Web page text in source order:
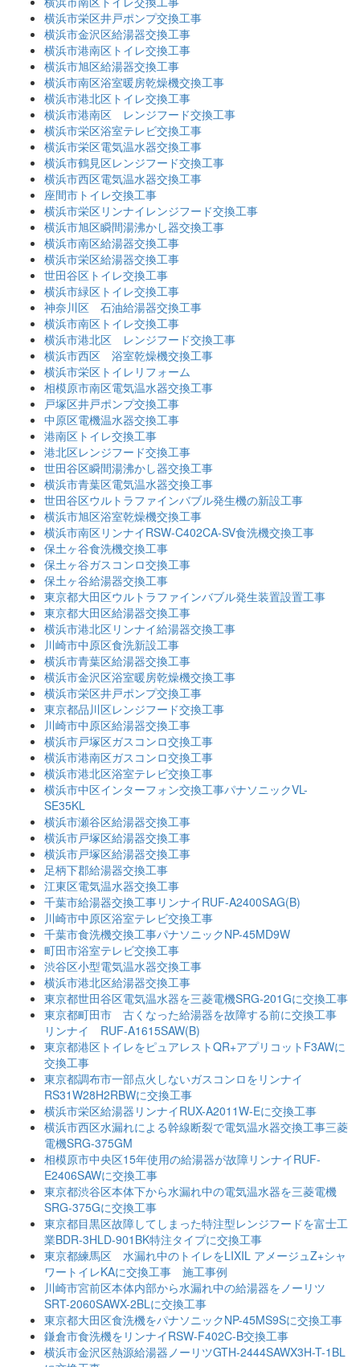
横浜市栄区井戸ポンプ交換工事
横浜市金沢区給湯器交換工事
横浜市港南区トイレ交換工事
横浜市旭区給湯器交換工事
横浜市南区浴室暖房乾燥機交換工事
横浜市港北区トイレ交換工事
横浜市港南区 レンジフード交換工事
横浜市栄区浴室テレビ交換工事
横浜市栄区電気温水器交換工事
横浜市鶴見区レンジフード交換工事
横浜市西区電気温水器交換工事
座間市トイレ交換工事
横浜市栄区リンナイレンジフード交換工事
横浜市旭区瞬間湯沸かし器交換工事
横浜市南区給湯器交換工事
横浜市栄区給湯器交換工事
世田谷区トイレ交換工事
横浜市緑区トイレ交換工事
神奈川区 石油給湯器交換工事
横浜市南区トイレ交換工事
横浜市港北区 レンジフード交換工事
横浜市西区 浴室乾燥機交換工事
横浜市栄区トイレリフォーム
相模原市南区電気温水器交換工事
戸塚区井戸ポンプ交換工事
中原区電機温水器交換工事
港南区トイレ交換工事
港北区レンジフード交換工事
世田谷区瞬間湯沸かし器交換工事
横浜市青葉区電気温水器交換工事
世田谷区ウルトラファインバブル発生機の新設工事
横浜市旭区浴室乾燥機交換工事
横浜市南区リンナイRSW-C402CA-SV食洗機交換工事
保土ヶ谷食洗機交換工事
保土ヶ谷ガスコンロ交換工事
保土ヶ谷給湯器交換工事
東京都大田区ウルトラファインバブル発生装置設置工事
東京都大田区給湯器交換工事
横浜市港北区リンナイ給湯器交換工事
川崎市中原区食洗新設工事
横浜市青葉区給湯器交換工事
横浜市金沢区浴室暖房乾燥機交換工事
横浜市栄区井戸ポンプ交換工事
東京都品川区レンジフード交換工事
川崎市中原区給湯器交換工事
横浜市戸塚区ガスコンロ交換工事
横浜市港南区ガスコンロ交換工事
横浜市港北区浴室テレビ交換工事
横浜市中区インターフォン交換工事パナソニックVL-
SE35KL
横浜市瀬谷区給湯器交換工事
横浜市戸塚区給湯器交換工事
横浜市戸塚区給湯器交換工事
足柄下郡給湯器交換工事
江東区電気温水器交換工事
千葉市給湯器交換工事リンナイRUF-A2400SAG(B)
川崎市中原区浴室テレビ交換工事
千葉市食洗機交換工事パナソニックNP-45MD9W
町田市浴室テレビ交換工事
渋谷区小型電気温水器交換工事
横浜市港北区給湯器交換工事
東京都世田谷区電気温水器を三菱電機SRG-201Gに交換工事
東京都町田市 古くなった給湯器を故障する前に交換工事
リンナイ RUF-A1615SAW(B)
東京都港区トイレをピュアレストQR+アプリコットF3AWに
交換工事
東京都調布市一部点火しないガスコンロをリンナイ
RS31W28H2RBWに交換工事
横浜市栄区給湯器リンナイRUX-A2011W-Eに交換工事
横浜市西区水漏れによる幹線断裂で電気温水器交換工事三菱
電機SRG-375GM
相模原市中央区15年使用の給湯器が故障リンナイRUF-
E2406SAWに交換工事
東京都渋谷区本体下から水漏れ中の電気温水器を三菱電機
SRG-375Gに交換工事
東京都目黒区故障してしまった特注型レンジフードを富士工
業BDR-3HLD-901BK特注タイプに交換工事
東京都練馬区 水漏れ中のトイレをLIXIL アメージュZ+シャ
ワートイレKAに交換工事 施工事例
川崎市宮前区本体内部から水漏れ中の給湯器をノーリツ
SRT-2060SAWX-2BLに交換工事
東京都大田区食洗機をパナソニックNP-45MS9Sに交換工事
鎌倉市食洗機をリンナイRSW-F402C-B交換工事
横浜市金沢区熱源給湯器ノーリツGTH-2444SAWX3H-T-1BL